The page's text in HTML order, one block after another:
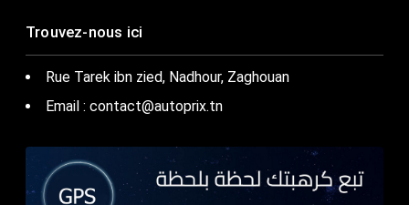
Trouvez-nous ici
Rue Tarek ibn zied, Nadhour, Zaghouan
Email : contact@autoprix.tn